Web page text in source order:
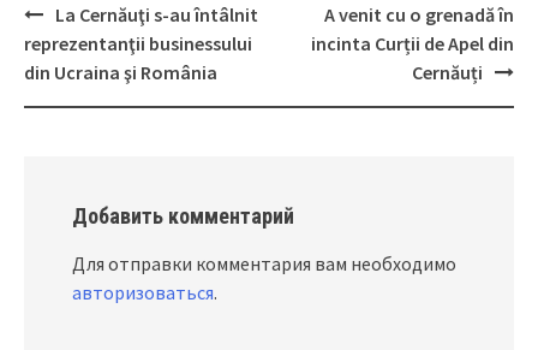
Post
navigation
La Cernăuţi s-au întâlnit
reprezentanţii businessului
din Ucraina şi România
A venit cu o grenadă în
incinta Curții de Apel din
Cernăuți
Добавить комментарий
Для отправки комментария вам необходимо
авторизоваться.